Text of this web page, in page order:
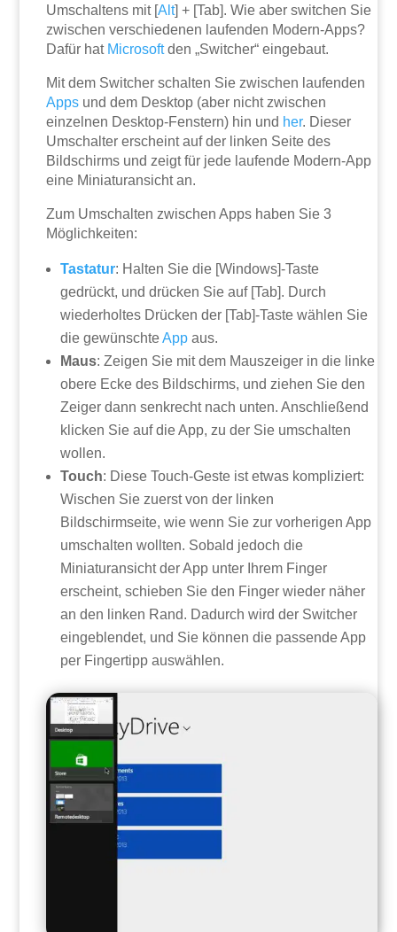
Umschaltens mit [Alt] + [Tab]. Wie aber switchen Sie
zwischen verschiedenen laufenden Modern-Apps?
Dafür hat Microsoftden „Switcher“ eingebaut.
Mit dem Switcher schalten Sie zwischen laufenden
Apps und dem Desktop (aber nicht zwischen
einzelnen Desktop-Fenstern) hin und her. Dieser
Umschalter erscheint auf der linken Seite des
Bildschirms und zeigt für jede laufende Modern-App
eine Miniaturansicht an.
Zum Umschalten zwischen Apps haben Sie 3
Möglichkeiten:
Tastatur: Halten Sie die [Windows]-Taste
gedrückt, und drücken Sie auf [Tab]. Durch
wiederholtes Drücken der [Tab]-Taste wählen Sie
die gewünschteApp aus.
Maus: Zeigen Sie mit dem Mauszeiger in die linke
obere Ecke des Bildschirms, und ziehen Sie den
Zeiger dann senkrecht nach unten. Anschließend
klicken Sie auf die App, zu der Sie umschalten
wollen.
Touch: Diese Touch-Geste ist etwas kompliziert:
Wischen Sie zuerst von der linken
Bildschirmseite, wie wenn Sie zur vorherigen App
umschalten wollten. Sobald jedoch die
Miniaturansicht der App unter Ihrem Finger
erscheint, schieben Sie den Finger wieder näher
an den linken Rand. Dadurch wird der Switcher
eingeblendet, und Sie können die passende App
per Fingertipp auswählen.